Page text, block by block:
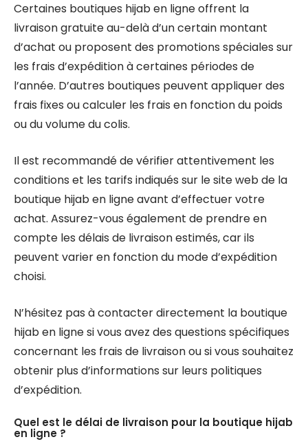
Certaines boutiques hijab en ligne offrent la
livraison gratuite au-delà d’un certain montant
d’achat ou proposent des promotions spéciales sur
les frais d’expédition à certaines périodes de
l’année. D’autres boutiques peuvent appliquer des
frais fixes ou calculer les frais en fonction du poids
ou du volume du colis.
Il est recommandé de vérifier attentivement les
conditions et les tarifs indiqués sur le site web de la
boutique hijab en ligne avant d’effectuer votre
achat. Assurez-vous également de prendre en
compte les délais de livraison estimés, car ils
peuvent varier en fonction du mode d’expédition
choisi.
N’hésitez pas à contacter directement la boutique
hijab en ligne si vous avez des questions spécifiques
concernant les frais de livraison ou si vous souhaitez
obtenir plus d’informations sur leurs politiques
d’expédition.
Quel est le délai de livraison pour la boutique hijab
en ligne ?